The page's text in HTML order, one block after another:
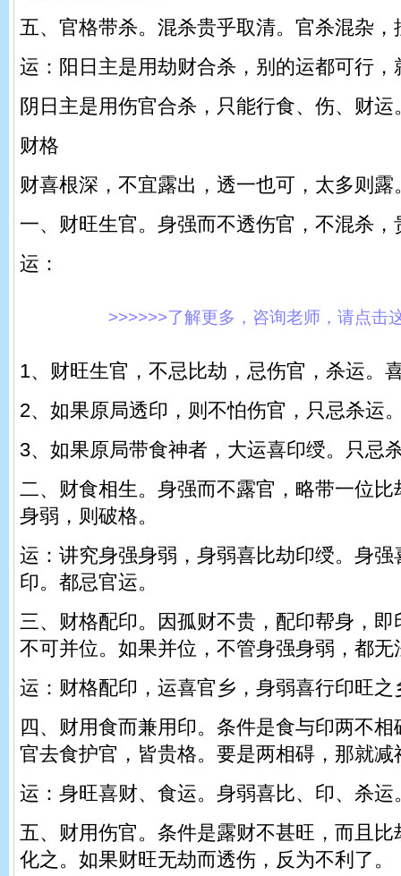
五、官格带杀。混杀贵乎取清。官杀混杂，
运：阳日主是用劫财合杀，别的运都可行
阴日主是用伤官合杀，只能行食、伤、财
财格
财喜根深，不宜露出，透一也可，太多则
一、财旺生官。身强而不透伤官，不混杀，
运：
>>>>>>了解更多，咨询老师，请点击
1、财旺生官，不忌比劫，忌伤官，杀运。
2、如果原局透印，则不怕伤官，只忌杀运
3、如果原局带食神者，大运喜印绶。只忌
二、财食相生。身强而不露官，略带一位
身弱，则破格。
运：讲究身强身弱，身弱喜比劫印绶。身
印。都忌官运。
三、财格配印。因孤财不贵，配印帮身，
不可并位。如果并位，不管身强身弱，都无
运：财格配印，运喜官乡，身弱喜行印旺之
四、财用食而兼用印。条件是食与印两不
官去食护官，皆贵格。要是两相碍，那就减
运：身旺喜财、食运。身弱喜比、印、杀运
五、财用伤官。条件是露财不甚旺，而且
化之。如果财旺无劫而透伤，反为不利了。